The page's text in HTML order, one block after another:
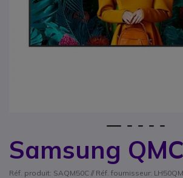
Samsung
Réf. produit: SAQM50C // Réf. fournisseur:
Passer au début de la Galerie d’images